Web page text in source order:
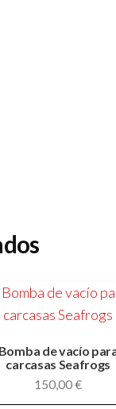
Bomba de vacío
carcasas Seafrogs
150,00€